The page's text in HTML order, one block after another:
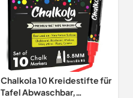
Chalkola 10 Kreidestifte für
Tafel Abwaschbar,